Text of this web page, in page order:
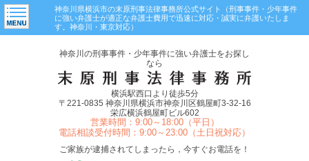
神奈川県横浜市の末原刑事法律事務所公式サイト（刑事事件・少年事件
に強い弁護士が適正な弁護士費用で迅速に対応・誠実に弁護いたしま
す。神奈川・東京対応）
神奈川の刑事事件・少年事件に強い弁護士をお探し
なら
横浜駅西口より徒歩5分
〒221-0835 神奈川県横浜市神奈川区鶴屋町3-32-16
栄広横浜鶴屋町ビル602
営業時間：9:00～18:00（平日）
電話相談受付時間：9:00～23:00（土日祝対応）
ご家族が逮捕されてしまったら，今すぐお電話を！